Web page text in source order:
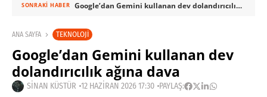
SONRAKI HABER Google’dan Gemini kullanan dev dolandırıcılık ağına dava
ANA SAYFA TEKNOLOJI
Google’dan Gemini kullanan dev
dolandırıcılık ağına dava
SINAN KÜSTÜR 12 HAZIRAN 2026 17:30 PAYLAŞ: